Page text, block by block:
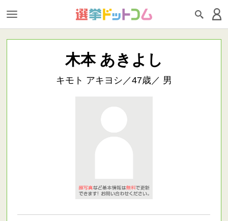
木本 あきよし
キモト アキヨシ／47歳／ 男